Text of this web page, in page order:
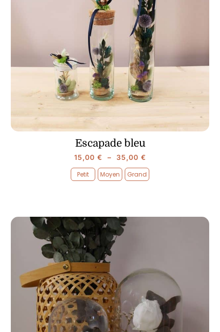
Escapade bleu
15,00 € – 35,00 €
de
prix :
35,00 €
Petit Moyen Grand